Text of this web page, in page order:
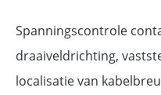
Spanningscontrole
draaiveldrichting,
localisatie van